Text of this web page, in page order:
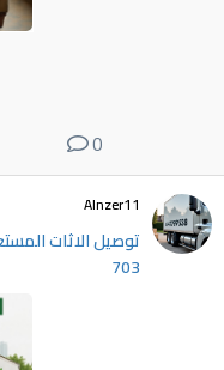
0
Alnzer11
703